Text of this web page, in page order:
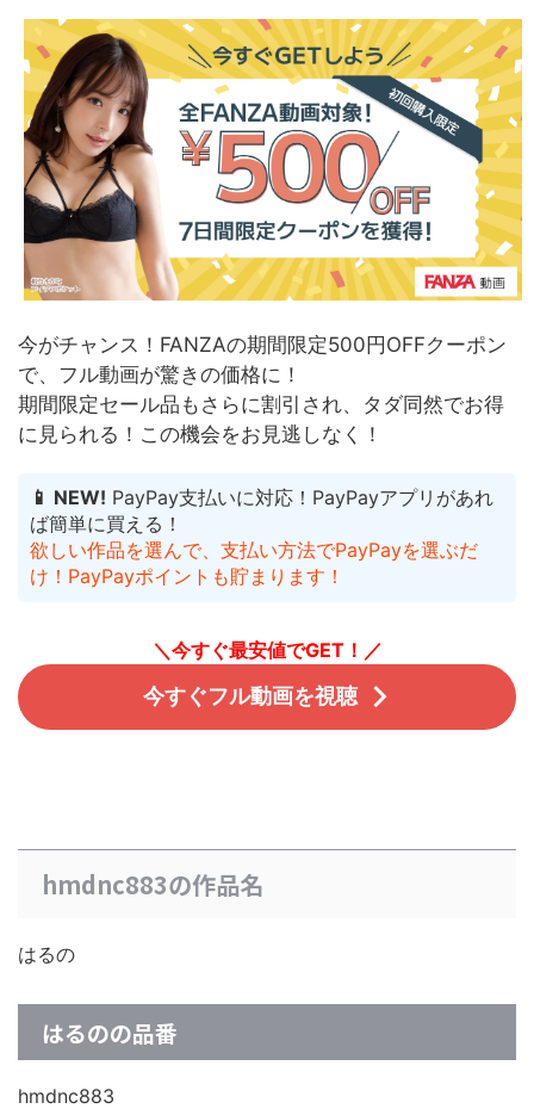
今がチャンス！FANZAの期間限定500円OFFクーポン
で、フル動画が驚きの価格に！
期間限定セール品もさらに割引され、タダ同然でお得
に見られる！ この機会をお見逃しなく！
📱 NEW! PayPay支払いに対応！PayPayアプリがあれ
ば簡単に買える！
欲しい作品を選んで、支払い方法でPayPayを選ぶだ
け！PayPayポイントも貯まります！
＼今すぐ最安値でGET！／
今すぐフル動画を視聴
hmdnc883の作品名
はるの
はるのの品番
hmdnc883